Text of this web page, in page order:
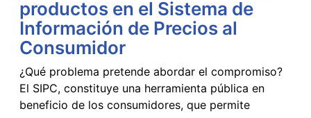
productos en el Sistema de
Información de Precios al
Consumidor
¿Qué problema pretende abordar el compromiso?
El SIPC, constituye una herramienta pública en
beneficio de los consumidores, que permite